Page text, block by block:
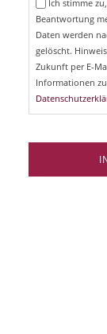
Ich stimme
Beantwortung
Daten werden
gelöscht.
Zukunft per E-
Informationen